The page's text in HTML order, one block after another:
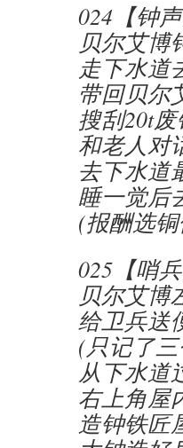
024【钟
贝尔艾博
走下水道
带回贝尔
搜刮20t
和老人对
去下水道
睡一觉后
(报酬选
025【哨
贝尔艾博
给卫兵送
(只记了
从下水道
右上角屋
造钟铁匠